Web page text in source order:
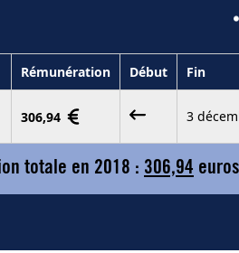
Rémunération Début Fin
306,94 3
totale en 2018 : 306,94